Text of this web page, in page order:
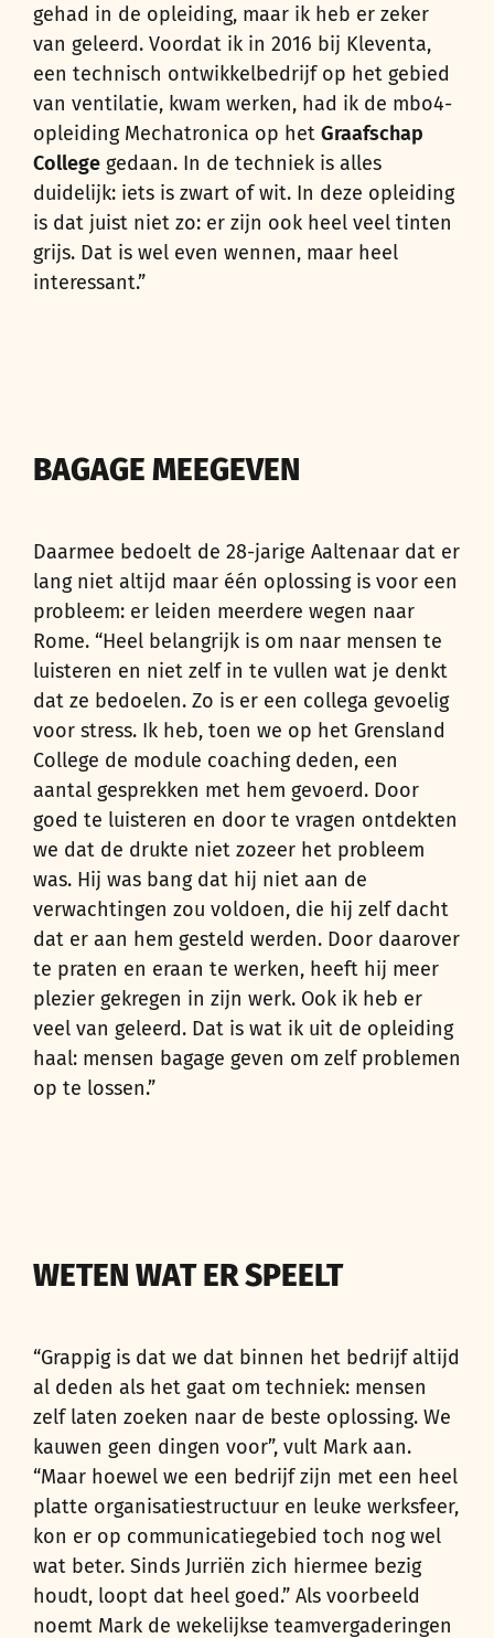
gehad in de opleiding, maar ik heb er zeker
van geleerd. Voordat ik in 2016 bij Kleventa,
een technisch ontwikkelbedrijf op het gebied
van ventilatie, kwam werken, had ik de mbo4-
opleiding Mechatronica op het Graafschap
College gedaan. In de techniek is alles
duidelijk: iets is zwart of wit. In deze opleiding
is dat juist niet zo: er zijn ook heel veel tinten
grijs. Dat is wel even wennen, maar heel
interessant.”
BAGAGE MEEGEVEN
Daarmee bedoelt de 28-jarige Aaltenaar dat er
lang niet altijd maar één oplossing is voor een
probleem: er leiden meerdere wegen naar
Rome. “Heel belangrijk is om naar mensen te
luisteren en niet zelf in te vullen wat je denkt
dat ze bedoelen. Zo is er een collega gevoelig
voor stress. Ik heb, toen we op het Grensland
College de module coaching deden, een
aantal gesprekken met hem gevoerd. Door
goed te luisteren en door te vragen ontdekten
we dat de drukte niet zozeer het probleem
was. Hij was bang dat hij niet aan de
verwachtingen zou voldoen, die hij zelf dacht
dat er aan hem gesteld werden. Door daarover
te praten en eraan te werken, heeft hij meer
plezier gekregen in zijn werk. Ook ik heb er
veel van geleerd. Dat is wat ik uit de opleiding
haal: mensen bagage geven om zelf problemen
op te lossen.”
WETEN WAT ER SPEELT
“Grappig is dat we dat binnen het bedrijf altijd
al deden als het gaat om techniek: mensen
zelf laten zoeken naar de beste oplossing. We
kauwen geen dingen voor”, vult Mark aan.
“Maar hoewel we een bedrijf zijn met een heel
platte organisatiestructuur en leuke werksfeer,
kon er op communicatiegebied toch nog wel
wat beter. Sinds Jurriën zich hiermee bezig
houdt, loopt dat heel goed.” Als voorbeeld
noemt Mark de wekelijkse teamvergaderingen